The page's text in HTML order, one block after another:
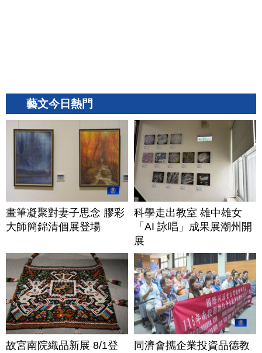
藝文今日熱門
畫筆凝聚對妻子思念 膠彩
大師簡錦清個展登場
科學走出教室 雄中雄女
「AI 詠唱」成果展潮州開
展
故宮南院織品新展 8/1登
同濟會攜企業投資品德教